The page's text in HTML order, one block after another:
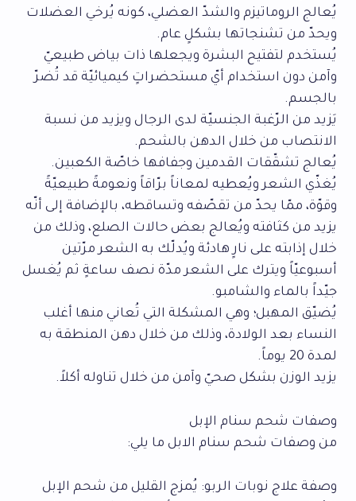
يُعالج الروماتيزم والشدّ العضلي، كونه يُرخي العضلات
ويحدّ من تشنجاتها بشكلٍ عام.
يُستخدم لتفتيح البشرة ويجعلها ذات بياض طبيعيّ
وآمن دون استخدام أيّ مستحضراتٍ كيميائيّة قد تُضرّ
بالجسم.
يَزيد من الرّغبة الجنسيّة لدى الرجال ويزيد من نسبة
الانتصاب من خلال الدهن بالشحم.
يُعالج تشقّقات القدمين وجفافها خاصّة الكعبين.
يُغذّي الشعر ويُعطيه لمعاناً برّاقاً ونعومةً طبيعيّةً
وقوّة، ممّا يحدّ من تقصّفه وتساقطه، بالإضافة إلى أنّه
يزيد من كثافته ويُعالج بعض حالات الصلع، وذلك من
خلال إذابته على نارٍ هادئة ويُدلّك به الشعر مرّتين
أسبوعيّاً ويترك على الشعر مدّة نصف ساعةٍ ثم يُغسل
جيّداً بالماء والشامبو.
يُضيّق المهبل؛ وهي المشكلة التي تُعاني منها أغلب
النساء بعد الولادة، وذلك من خلال دهن المنطقة به
لمدة 20 يوماً.
يزيد الوزن بشكل صحيّ وآمن من خلال تناوله أكلاً.
وصفات شحم سنام الإبل
من وصفات شحم سنام الابل ما يلي:
وصفة علاج نوبات الربو: يُمزج القليل من شحم الإبل